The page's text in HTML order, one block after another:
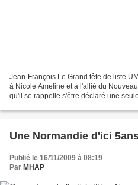
Jean-François Le Grand tête de liste
à Nicole Ameline et à l'allié du
qu'il se rappelle s'être déclaré une
Une Normandie d'ici
Publié le 16/11/2009 à 08:19
Par MHAP